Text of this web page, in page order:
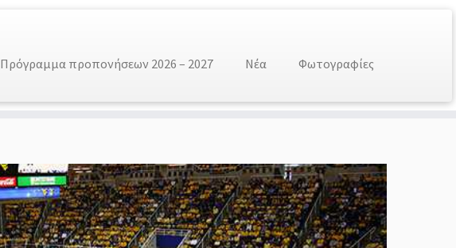
Πρόγραμμα προπονήσεων 2026 – 2027 Νέα
Φωτογραφίες